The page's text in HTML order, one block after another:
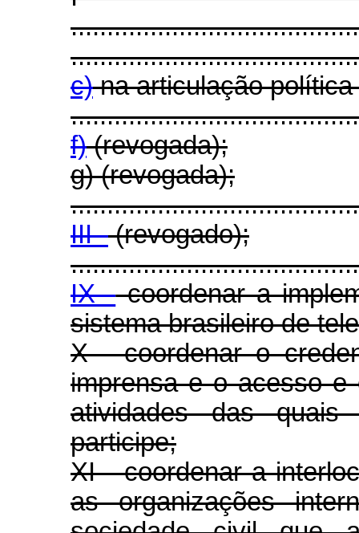
c)na articulação
f)(revogada);
g) (revogada);
III -(revogado);
IX -coordenar a
sistema brasileiro de
X - coordenar o
imprensa e o acesso
atividades das
participe;
XI - coordenar a
as organizações